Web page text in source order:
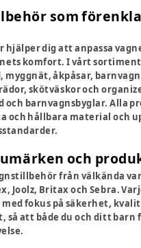
som
hjälper dig att anpassa
komfort. I vårt
myggnät, åkpåsar,
skötväskor och
och barnvagnsbyglar. Alla
och hållbara material och
och
från välkända
Joolz, Britax och Sebra.
fokus på säkerhet,
så att både du och ditt barn